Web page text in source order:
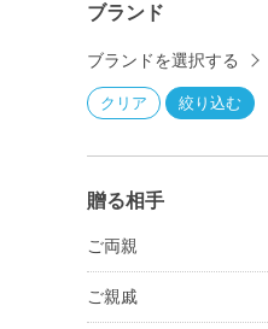
ブランド
ブランドを選択する
贈る相手
ご両親
ご親戚